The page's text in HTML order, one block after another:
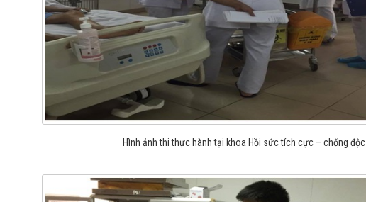
Hình ảnh thi thực hành tại khoa Hồi sức tích cực – chống độc